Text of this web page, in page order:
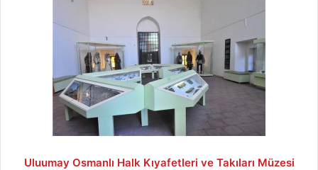
Uluumay Osmanlı Halk Kıyafetleri ve Takıları Müzesi